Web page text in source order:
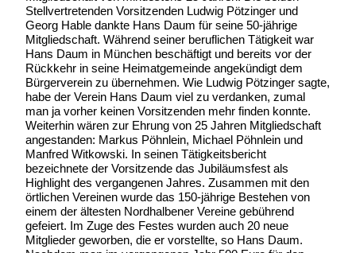
Stellvertretenden Vorsitzenden Ludwig Pötzinger und
Georg Hable dankte Hans Daum für seine 50-jährige
Mitgliedschaft. Während seiner beruflichen Tätigkeit war
Hans Daum in München beschäftigt und bereits vor der
Rückkehr in seine Heimatgemeinde angekündigt dem
Bürgerverein zu übernehmen. Wie Ludwig Pötzinger sagte,
habe der Verein Hans Daum viel zu verdanken, zumal
man ja vorher keinen Vorsitzenden mehr finden konnte.
Weiterhin wären zur Ehrung von 25 Jahren Mitgliedschaft
angestanden: Markus Pöhnlein, Michael Pöhnlein und
Manfred Witkowski. In seinen Tätigkeitsbericht
bezeichnete der Vorsitzende das Jubiläumsfest als
Highlight des vergangenen Jahres. Zusammen mit den
örtlichen Vereinen wurde das 150-jährige Bestehen von
einem der ältesten Nordhalbener Vereine gebührend
gefeiert. Im Zuge des Festes wurden auch 20 neue
Mitglieder geworben, die er vorstellte, so Hans Daum.